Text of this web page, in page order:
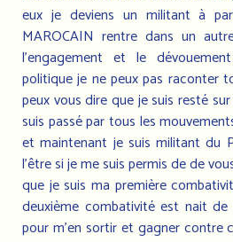
eux je deviens un militant à
MAROCAIN rentre dans un
l'engagement et le
politique je ne peux pas raconter
peux vous dire que je suis resté
suis passé par tous les
et maintenant je suis militant du
l’être si je me suis permis de de
que je suis ma première
deuxième combativité est nait
pour m'en sortir et gagner contre